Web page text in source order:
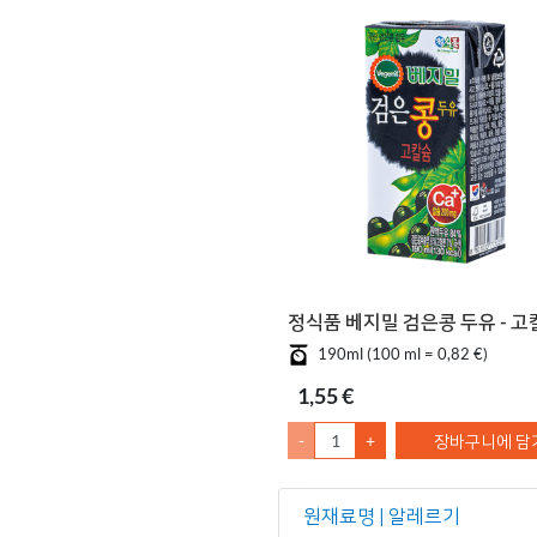
정식품 베지밀 검은콩 두유 - 고
190ml (100 ml = 0,82 €)
1,55 €
- + 장바구니에 담
원재료명 | 알레르기